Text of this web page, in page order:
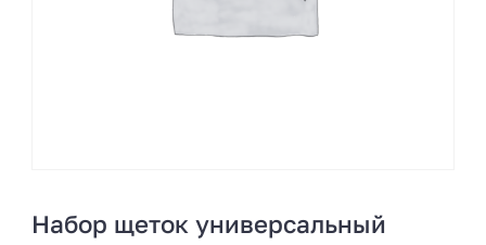
Набор щеток универсальный